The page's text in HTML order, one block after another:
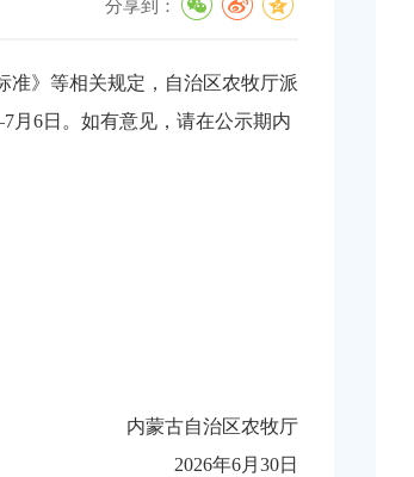
准》等相关规定，自治区农牧厅派
月6日。如有意见，请在公示期内
内蒙古自治区农牧厅
2026年6月30日